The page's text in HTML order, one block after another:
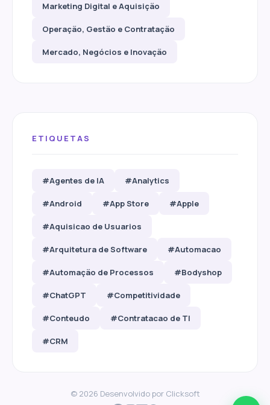
Marketing Digital e Aquisição
Operação, Gestão e Contratação
Mercado, Negócios e Inovação
ETIQUETAS
#Agentes de IA #Analytics
#Android #App Store #Apple
#Aquisicao de Usuarios
#Arquitetura de Software #Automacao
#Automação de Processos #Bodyshop
#ChatGPT #Competitividade
#Conteudo #Contratacao de TI
#CRM
© 2026 Desenvolvido por Clicksoft